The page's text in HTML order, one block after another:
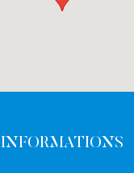
INFORMATIONS